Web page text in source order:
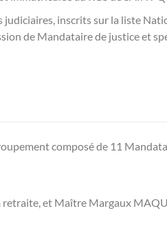
inscrits sur la liste
de Mandataire de justice et
composé de 11
retraite, et Maître Margaux